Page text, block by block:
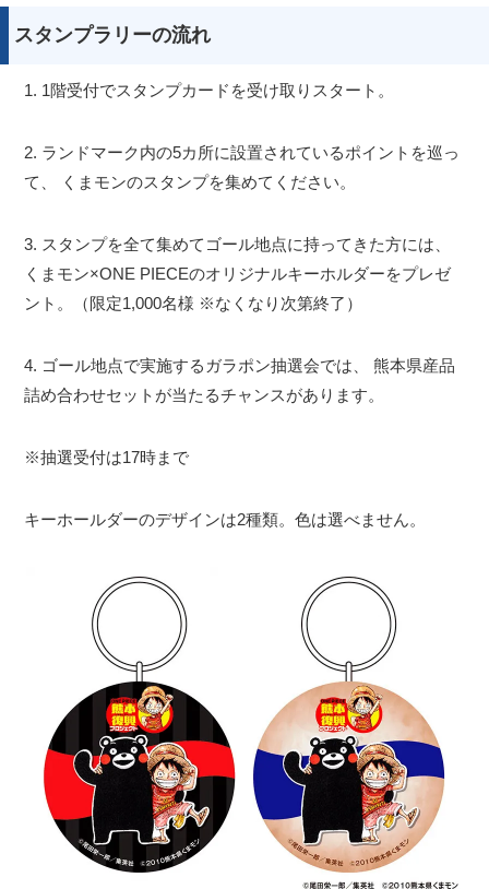
スタンプラリーの流れ
1. 1階受付でスタンプカードを受け取りスタート。
2. ランドマーク内の5カ所に設置されているポイントを巡っ
て、 くまモンのスタンプを集めてください。
3. スタンプを全て集めてゴール地点に持ってきた方には、
くまモン×ONE PIECEのオリジナルキーホルダーをプレゼ
ント。（限定1,000名様 ※なくなり次第終了）
4. ゴール地点で実施するガラポン抽選会では、 熊本県産品
詰め合わせセットが当たるチャンスがあります。
※抽選受付は17時まで
キーホールダーのデザインは2種類。色は選べません。